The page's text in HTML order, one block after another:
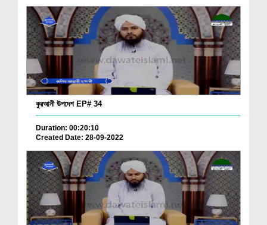
কুরআনী উপদেশ EP# 34
Duration: 00:20:10
Created Date: 28-09-2022